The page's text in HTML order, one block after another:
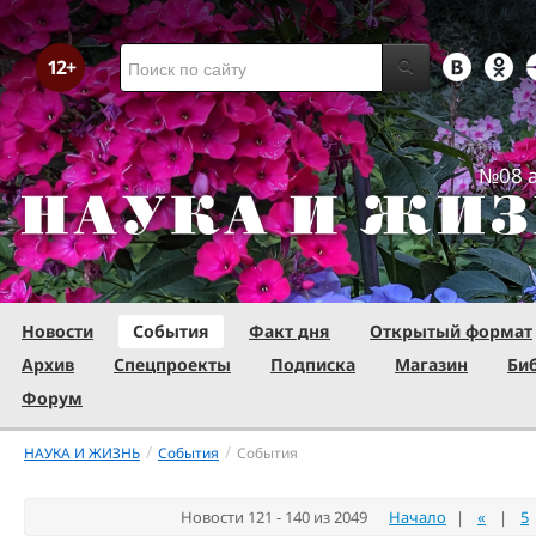
№08
Новости События Факт дня
Открытый формат
Архив
Спецпроекты Подписка Магазин
Форум
НАУКА И ЖИЗНЬ / События / События
Новости 121 - 140 из 2049 Начало | « | 5